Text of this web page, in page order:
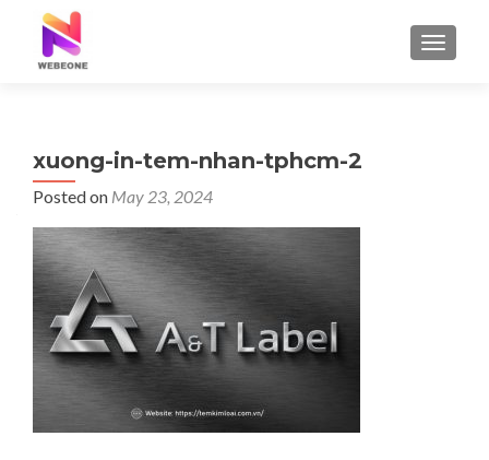
xuong-in-tem-nhan-tphcm-2
Posted on May 23, 2024